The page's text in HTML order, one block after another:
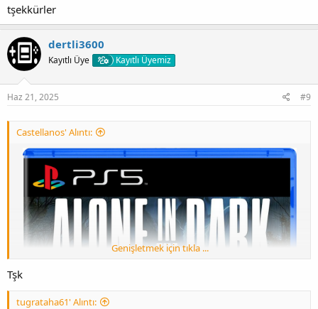
tşekkürler
dertli3600
Kayıtlı Üye Kayıtlı Üyemiz
Haz 21, 2025 #9
Castellanos' Alıntı:
Genişletmek için tıkla ...
Tşk
tugrataha61' Alıntı: